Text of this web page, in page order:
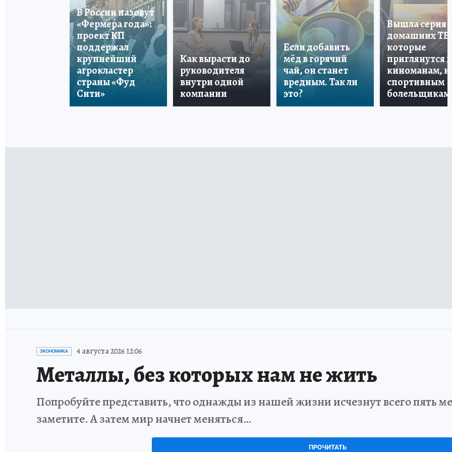
В России назовут
«Фермера года»:
проект КП
поддержал
крупнейший
агрокластер
страны «Фуд
Сити»
Как вырасти до
руководителя
внутри одной
компании
Если добавить
мёд в горячий
чай, он станет
вредным. Так ли
это?
Вышла серия
домашних ТВ,
которые
приглянутся и
киноманам, и
спортивным
болельщикам
ЭКОНОМИКА 4 августа 2026 12:06
Металлы, без которых нам не жить
Попробуйте представить, что однажды из нашей жизни исчезнут всего пять
заметите. А затем мир начнет меняться…
ПРОЧИТАТЬ